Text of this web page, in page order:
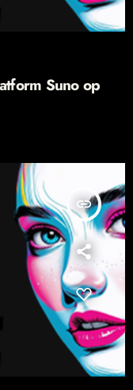
Suno op
insert_link